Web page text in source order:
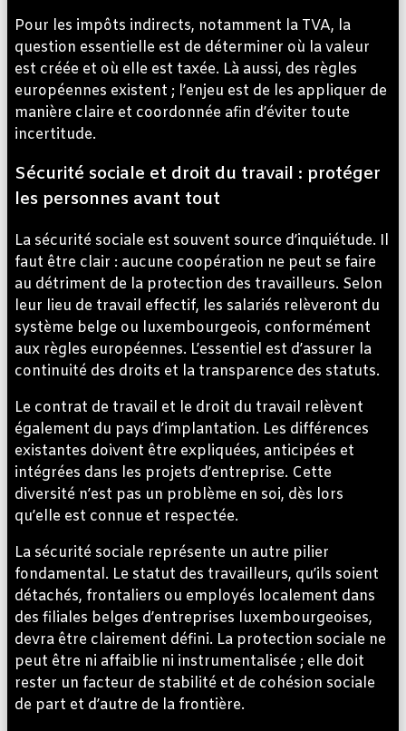
Pour les impôts indirects, notamment la TVA, la
question essentielle est de déterminer où la valeur
est créée et où elle est taxée. Là aussi, des règles
européennes existent ; l’enjeu est de les appliquer de
manière claire et coordonnée afin d’éviter toute
incertitude.
Sécurité sociale et droit du travail : protéger
les personnes avant tout
La sécurité sociale est souvent source d’inquiétude. Il
faut être clair : aucune coopération ne peut se faire
au détriment de la protection des travailleurs. Selon
leur lieu de travail effectif, les salariés relèveront du
système belge ou luxembourgeois, conformément
aux règles européennes. L’essentiel est d’assurer la
continuité des droits et la transparence des statuts.
Le contrat de travail et le droit du travail relèvent
également du pays d’implantation. Les différences
existantes doivent être expliquées, anticipées et
intégrées dans les projets d’entreprise. Cette
diversité n’est pas un problème en soi, dès lors
qu’elle est connue et respectée.
La sécurité sociale représente un autre pilier
fondamental. Le statut des travailleurs, qu’ils soient
détachés, frontaliers ou employés localement dans
des filiales belges d’entreprises luxembourgeoises,
devra être clairement défini. La protection sociale ne
peut être ni affaiblie ni instrumentalisée ; elle doit
rester un facteur de stabilité et de cohésion sociale
de part et d’autre de la frontière.